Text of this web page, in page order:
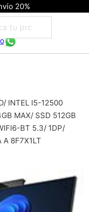
20%
INTEL I5-12500
MAX/ SSD 512GB
BT 5.3/ 1DP/
A 8F7X1LT